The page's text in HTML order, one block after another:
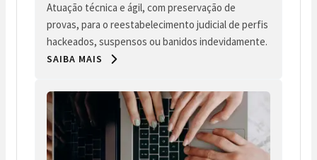
Atuação técnica e ágil, com preservação de
provas, para o reestabelecimento judicial de perfis
hackeados, suspensos ou banidos indevidamente.
SAIBA MAIS